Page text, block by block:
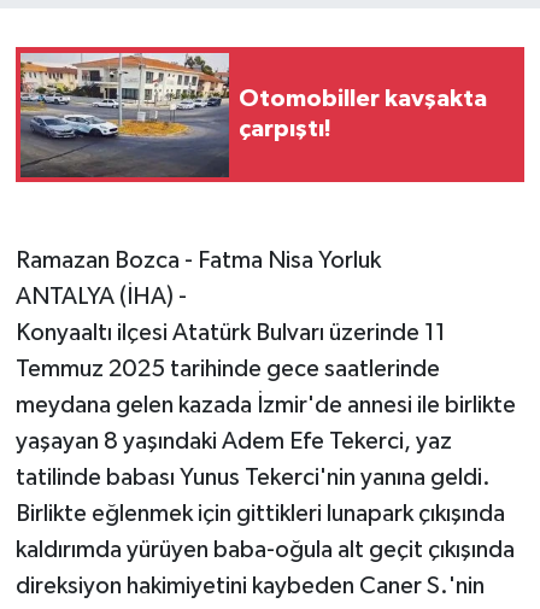
Otomobiller kavşakta
çarpıştı!
Ramazan Bozca - Fatma Nisa Yorluk
ANTALYA (İHA) -
Konyaaltı ilçesi Atatürk Bulvarı üzerinde 11
Temmuz 2025 tarihinde gece saatlerinde
meydana gelen kazada İzmir'de annesi ile birlikte
yaşayan 8 yaşındaki Adem Efe Tekerci, yaz
tatilinde babası Yunus Tekerci'nin yanına geldi.
Birlikte eğlenmek için gittikleri lunapark çıkışında
kaldırımda yürüyen baba-oğula alt geçit çıkışında
direksiyon hakimiyetini kaybeden Caner S.'nin